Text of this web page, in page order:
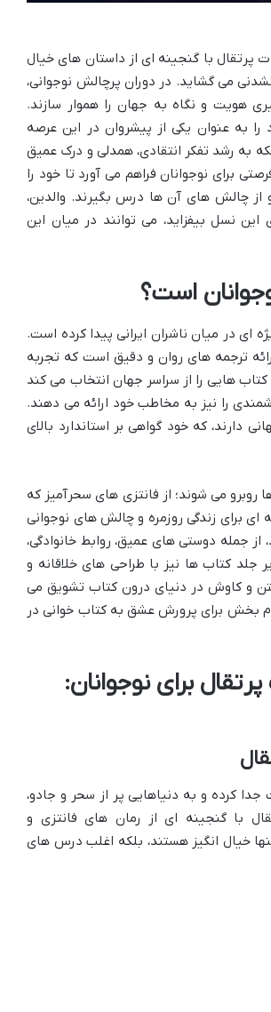
پرتقال با گنجینه ای از داستان های خیال
می گشاید. در دوران پرچالش نوجوانی،
هویت و نگاه به جهان را هموار سازند.
را به عنوان یکی از پیشروان در این عرصه
به رشد تفکر انتقادی، همدلی و درک عمیق
برای نوجوانان فراهم می آورد تا خود را
چالش های آن ها درس بگیرند. والدین،
نسل بیفزاید، می توانند در میان این
است؟
ای در میان ناشران ایرانی پیدا کرده است.
ترجمه های روان و دقیق است که تجربه
هایی را از سراسر جهان انتخاب می کند
را نیز به مخاطب خود ارائه می دهند.
دارند، که خود گواهی بر استاندارد بالای
روبرو می شوند؛ از فانتزی های سحرآمیز که
ای برای زندگی روزمره و چالش های نوجوانی
جمله دوستی های عمیق، روابط خانوادگی،
کتاب ها نیز با طراحی های خلاقانه و
و کاوش در دنیای درون کتاب تشویق می
بخش برای پرورش عشق به کتاب خوانی در
برای نوجوانان:
کرده و به دنیاهایی پر از سحر و جادو،
با گنجینه ای از رمان های فانتزی و
خیال انگیز هستند، بلکه اغلب درس های